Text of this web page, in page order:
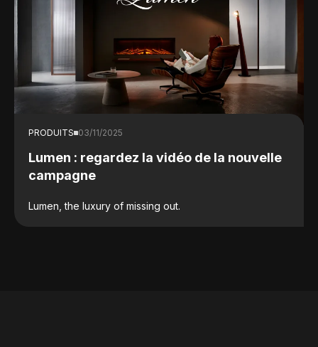
PRODUITS 03/11/2025
Lumen : regardez la vidéo de la nouvelle
campagne
Lumen, the luxury of missing out.